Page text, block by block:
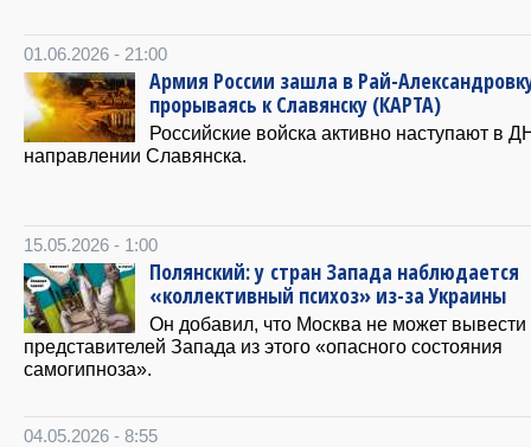
01.06.2026 - 21:00
Армия России зашла в Рай-
прорываясь к Славянску (КАРТА)
Российские войска активно наступают в
направлении Славянска.
15.05.2026 - 1:00
Полянский: у стран Запада наблюдается
«коллективный психоз» из-за Украины
Он добавил, что Москва не может вывести
представителей Запада из этого «опасного состояния
самогипноза».
04.05.2026 - 8:55